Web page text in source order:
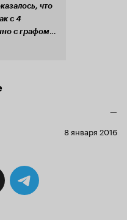
что
с 4
с графом
и который
В
нас
сём вообще
лишь
—
8 января 2016